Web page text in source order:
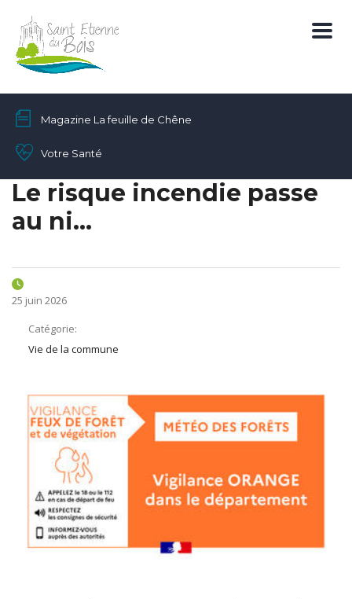
Magazine La feuille de Chêne
Votre Santé
Le risque incendie passe
au ni…
25 juin 2026
Catégorie:
Vie de la commune